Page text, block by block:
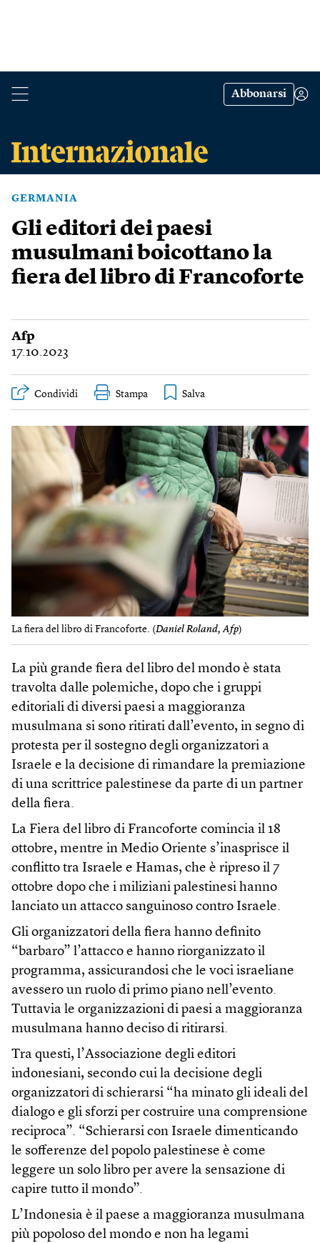
Abbonarsi
GERMANIA
Gli editori dei paesi
musulmani boicottano la
fiera del libro di Francoforte
Afp
17.10.2023
Condividi Stampa
La fiera del libro di Francoforte. (Daniel Roland, Afp)
La più grande fiera del libro del mondo è stata
travolta dalle polemiche, dopo che i gruppi
editoriali di diversi paesi a maggioranza
musulmana si sono ritirati dall’evento, in segno di
protesta per il sostegno degli organizzatori a
Israele e la decisione di rimandare la premiazione
di una scrittrice palestinese da parte di un partner
della fiera.
La Fiera del libro di Francoforte comincia il 18
ottobre, mentre in Medio Oriente s’inasprisce il
conflitto tra Israele e Hamas, che è ripreso il 7
ottobre dopo che i miliziani palestinesi hanno
lanciato un attacco sanguinoso contro Israele.
Gli organizzatori della fiera hanno definito
“barbaro” l’attacco e hanno riorganizzato il
programma, assicurandosi che le voci israeliane
avessero un ruolo di primo piano nell’evento.
Tuttavia le organizzazioni di paesi a maggioranza
musulmana hanno deciso di ritirarsi.
Tra questi, l’Associazione degli editori
indonesiani, secondo cui la decisione degli
organizzatori di schierarsi “ha minato gli ideali del
dialogo e gli sforzi per costruire una comprensione
reciproca”. “Schierarsi con Israele dimenticando
le sofferenze del popolo palestinese è come
leggere un solo libro per avere la sensazione di
capire tutto il mondo”.
L’Indonesia è il paese a maggioranza musulmana
più popoloso del mondo e non ha legami